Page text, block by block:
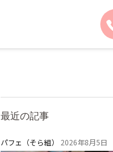
最近の記事
パフェ（そら組） 2026年8月5日